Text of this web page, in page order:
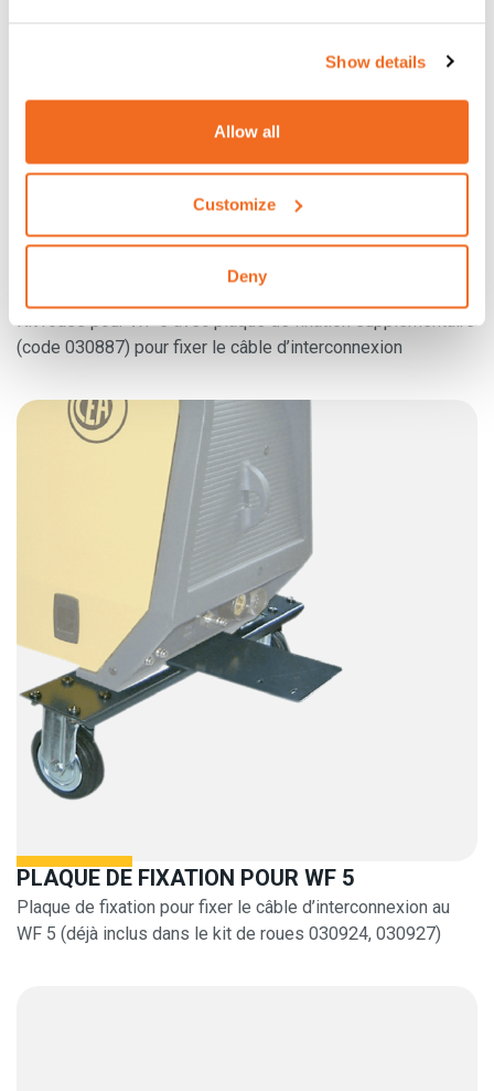
Show details
Allow all
Customize
Deny
KIT DE ROUES POUR WF 5
(code 030887) pour fixer le câble d’interconnexion
PLAQUE DE FIXATION POUR WF 5
Plaque de fixation pour fixer le câble d’interconnexion au
WF 5 (déjà inclus dans le kit de roues 030924, 030927)